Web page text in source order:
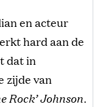
en acteur
hard aan de
dat in
zijde van
Rock’ Johnson.